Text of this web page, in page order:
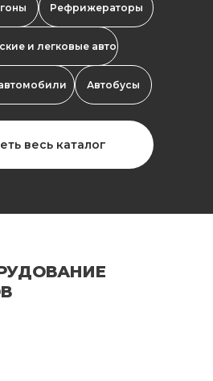
весь каталог
Автобусы
и легковые авто
Рефрижераторы